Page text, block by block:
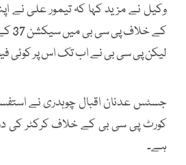
وکیل نے مزید کہا کہ تیمور علی نے
کے
لیکن پی سی بی نے اب تک اس پر کوئی
جسٹس عدنان اقبال چوہدری نے
کورٹ پی سی بی کے خلاف کرکٹر کی
ہے۔